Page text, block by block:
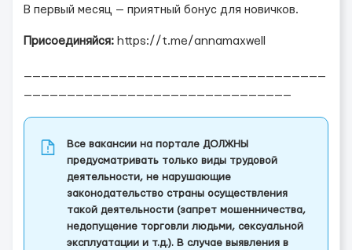
В первый месяц — приятный бонус для новичков.
Присоединяйся: https://t.me/annamaxwell
Все вакансии на портале ДОЛЖНЫ
предусматривать только виды трудовой
деятельности, не нарушающие
законодательство страны осуществления
такой деятельности (запрет мошенничества,
недопущение торговли людьми, сексуальной
эксплуатации и т.д.). В случае выявления в